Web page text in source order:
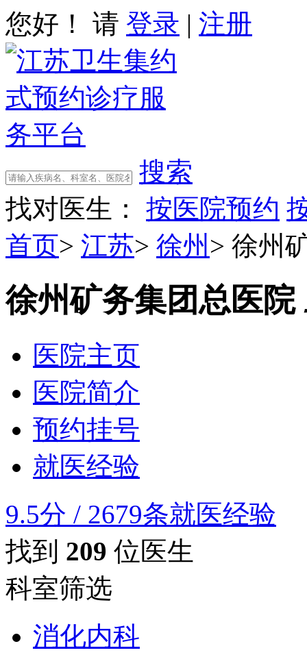
您好！ 请 登录 | 注册
搜索
找对医生：
按医院预约
首页> 江苏> 徐州 > 徐州
徐州矿务集团总医院
医院主页
医院简介
预约挂号
就医经验
9.5分 / 2679条就医经验
找到 209 位医生
科室筛选
消化内科